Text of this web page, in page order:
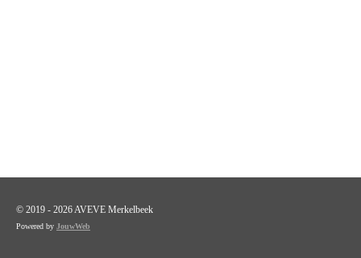
© 2019 - 2026 AVEVE Merkelbeek
Powered by JouwWeb